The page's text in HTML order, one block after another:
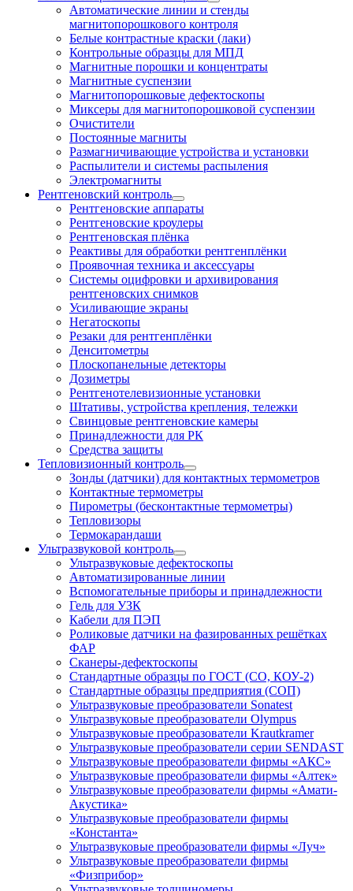
Автоматические линии и стенды
магнитопорошкового контроля
Белые контрастные краски (лаки)
Контрольные образцы для МПД
Магнитные порошки и концентраты
Магнитные суспензии
Магнитопорошковые дефектоскопы
Миксеры для магнитопорошковой суспензии
Очистители
Постоянные магниты
Размагничивающие устройства и установки
Распылители и системы распыления
Электромагниты
Рентгеновский контроль
Рентгеновские аппараты
Рентгеновские кроулеры
Рентгеновская плёнка
Реактивы для обработки рентгенплёнки
Проявочная техника и аксессуары
Системы оцифровки и архивирования
рентгеновских снимков
Усиливающие экраны
Негатоскопы
Резаки для рентгенплёнки
Денситометры
Плоскопанельные детекторы
Дозиметры
Рентгенотелевизионные установки
Штативы, устройства крепления, тележки
Свинцовые рентгеновские камеры
Принадлежности для РК
Средства защиты
Тепловизионный контроль
Зонды (датчики) для контактных термометров
Контактные термометры
Пирометры (бесконтактные термометры)
Тепловизоры
Термокарандаши
Ультразвуковой контроль
Ультразвуковые дефектоскопы
Автоматизированные линии
Вспомогательные приборы и принадлежности
Гель для УЗК
Кабели для ПЭП
Роликовые датчики на фазированных решётках
ФАР
Сканеры-дефектоскопы
Стандартные образцы по ГОСТ (СО, КОУ-2)
Стандартные образцы предприятия (СОП)
Ультразвуковые преобразователи Sonatest
Ультразвуковые преобразователи Olympus
Ультразвуковые преобразователи Krautkramer
Ультразвуковые преобразователи серии SENDAST
Ультразвуковые преобразователи фирмы «АКС»
Ультразвуковые преобразователи фирмы «Алтек»
Ультразвуковые преобразователи фирмы «Амати-
Акустика»
Ультразвуковые преобразователи фирмы
«Константа»
Ультразвуковые преобразователи фирмы «Луч»
Ультразвуковые преобразователи фирмы
«Физприбор»